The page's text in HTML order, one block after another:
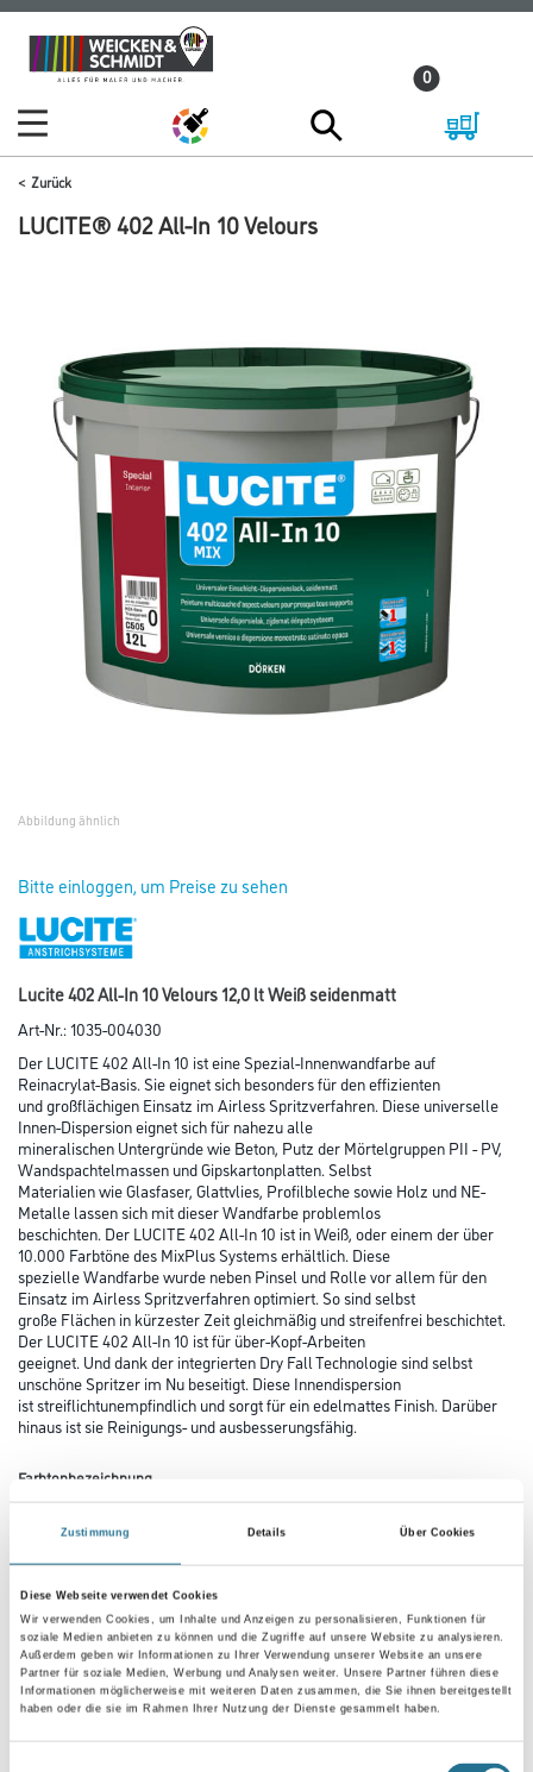
Zustimmung Details Über Cookies
Diese Webseite verwendet Cookies
Wir verwenden Cookies, um Inhalte und Anzeigen zu personalisieren, Funktionen für
soziale Medien anbieten zu können und die Zugriffe auf unsere Website zu analysieren.
Außerdem geben wir Informationen zu Ihrer Verwendung unserer Website an unsere
Partner für soziale Medien, Werbung und Analysen weiter. Unsere Partner führen diese
Informationen möglicherweise mit weiteren Daten zusammen, die Sie ihnen bereitgestellt
haben oder die sie im Rahmen Ihrer Nutzung der Dienste gesammelt haben.
Zum
Inhalt
Zum
Navigationsmenü
0
Zurück
LUCITE® 402 All-In 10 Velours
Abbildung ähnlich
Bitte einloggen, um Preise zu sehen
Lucite 402 All-In 10 Velours 12,0 lt Weiß seidenmatt
Art-Nr.:1035-004030
Der LUCITE 402 All-In 10 ist eine Spezial-Innenwandfarbe auf
Reinacrylat-Basis. Sie eignet sich besonders für den effizienten
und großflächigen Einsatz im Airless Spritzverfahren. Diese universelle
Innen-Dispersion eignet sich für nahezu alle
mineralischen Untergründe wie Beton, Putz der Mörtelgruppen PII - PV,
Wandspachtelmassen und Gipskartonplatten. Selbst
Materialien wie Glasfaser, Glattvlies, Profilbleche sowie Holz und NE-
Metalle lassen sich mit dieser Wandfarbe problemlos
beschichten. Der LUCITE 402 All-In 10 ist in Weiß, oder einem der über
10.000 Farbtöne des MixPlus Systems erhältlich. Diese
spezielle Wandfarbe wurde neben Pinsel und Rolle vor allem für den
Einsatz im Airless Spritzverfahren optimiert. So sind selbst
große Flächen in kürzester Zeit gleichmäßig und streifenfrei beschichtet.
Der LUCITE 402 All-In 10 ist für über-Kopf-Arbeiten
geeignet. Und dank der integrierten Dry Fall Technologie sind selbst
unschöne Spritzer im Nu beseitigt. Diese Innendispersion
ist streiflichtunempfindlich und sorgt für ein edelmattes Finish. Darüber
hinaus ist sie Reinigungs- und ausbesserungsfähig.
Farbtonbezeichnung
Glanzgrad
Gebinde